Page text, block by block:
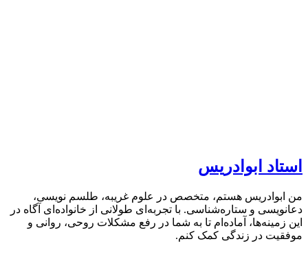
استاد ابوادریس
من ابوادریس هستم، متخصص در علوم غریبه، طلسم نویسی،
دعانویسی و ستاره‌شناسی. با تجربه‌ای طولانی از خانواده‌ای آگاه در
این زمینه‌ها، آماده‌ام تا به شما در رفع مشکلات روحی، روانی و
موفقیت در زندگی کمک کنم.